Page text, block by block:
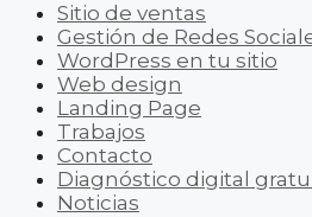
Sitio de ventas
Gestión de Redes
WordPress en tu sitio
Web design
Landing Page
Trabajos
Contacto
Diagnóstico digital
Noticias